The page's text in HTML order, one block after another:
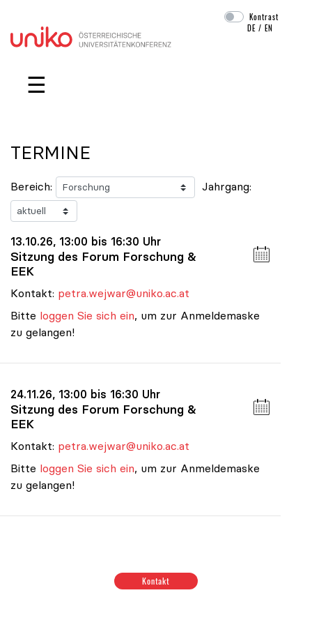
Navigation überspringen
Kontrast
DE /EN
☰
TERMINE
Bereich: Jahrgang:
13.10.26, 13:00 bis 16:30 Uhr
Sitzung des Forum Forschung &
EEK
Kontakt: petra.wejwar@uniko.ac.at
Bitte loggen Sie sich ein, um zur Anmeldemaske
zu gelangen!
24.11.26, 13:00 bis 16:30 Uhr
Sitzung des Forum Forschung &
EEK
Kontakt: petra.wejwar@uniko.ac.at
Bitte loggen Sie sich ein, um zur Anmeldemaske
zu gelangen!
Kontakt